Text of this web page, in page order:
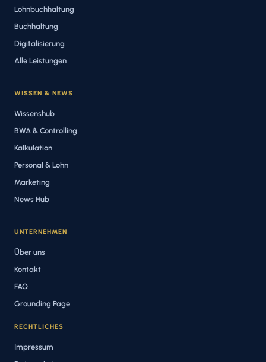
Lohnbuchhaltung
Buchhaltung
Digitalisierung
Alle Leistungen
WISSEN & NEWS
Wissenshub
BWA & Controlling
Kalkulation
Personal & Lohn
Marketing
News Hub
UNTERNEHMEN
Über uns
Kontakt
FAQ
Grounding Page
RECHTLICHES
Impressum